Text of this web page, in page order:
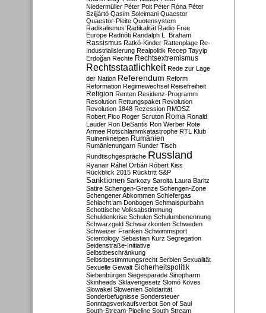
Niedermüller Péter Polt Péter Róna Péter
Szijjártó Qasim Soleimani Quaestor
Quaestor-Pleite Quotensystem
Radikalismus Radikalität Radio Free
Europe Radnóti Randalph L. Braham
Rassismus Ratkó-Kinder Rattenplage Re-
Industrialisierung Realpolitik Recep Tayyip
Erdoğan Rechte Rechtsextremismus
Rechtsstaatlichkeit Rede zur Lage
der Nation Referendum Reform
Reformation Regimewechsel Reisefreiheit
Religion Renten Residenz-Programm
Resolution Rettungspaket Revolution
Revolution 1848 Rezession RMDSZ
Robert Fico Roger Scruton Roma Ronald
Lauder Ron DeSantis Ron Werber Rote
Armee Rotschlammkatastrophe RTL Klub
Ruinenkneipen Rumänien
Rumänienungarn Runder Tisch
Rundtischgespräche Russland
Ryanair Ráhel Orbán Róbert Kiss
Rückblick 2015 Rücktritt S&P
Sanktionen Sarkozy Sarolta Laura Baritz
Satire Schengen-Grenze Schengen-Zone
Schengener Abkommen Schiefergas
Schlacht am Donbogen Schmalspurbahn
Schottische Volksabstimmung
Schuldenkrise Schulen Schulumbenennung
Schwarzgeld Schwarzkonten Schweden
Schweizer Franken Schwimmsport
Scientology Sebastian Kurz Segregation
Seidenstraße-Initiative
Selbstbeschränkung
Selbstbestimmungsrecht Serbien Sexualität
Sexuelle Gewalt Sicherheitspolitik
Siebenbürgen Siegesparade Sinopharm
Skinheads Sklavengesetz Slomó Köves
Slowakei Slowenien Solidarität
Sonderbefugnisse Sondersteuer
Sonntagsverkaufsverbot Son of Saul
South-Stream-Pipeline South Stream